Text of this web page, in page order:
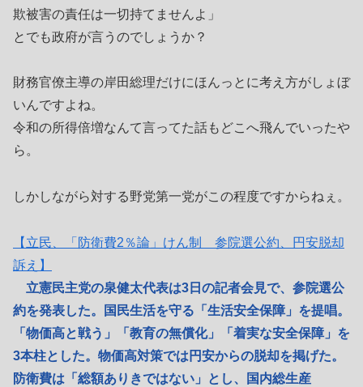
欺被害の責任は一切持てませんよ」
とでも政府が言うのでしょうか？
財務官僚主導の岸田総理だけにほんっとに考え方がしょぼ
いんですよね。
令和の所得倍増なんて言ってた話もどこへ飛んでいったや
ら。
しかしながら対する野党第一党がこの程度ですからねぇ。
【立民、「防衛費2％論」けん制 参院選公約、円安脱却
訴え】
立憲民主党の泉健太代表は3日の記者会見で、参院選公
約を発表した。国民生活を守る「生活安全保障」を提唱。
「物価高と戦う」「教育の無償化」「着実な安全保障」を
3本柱とした。物価高対策では円安からの脱却を掲げた。
防衛費は「総額ありきではない」とし、国内総生産